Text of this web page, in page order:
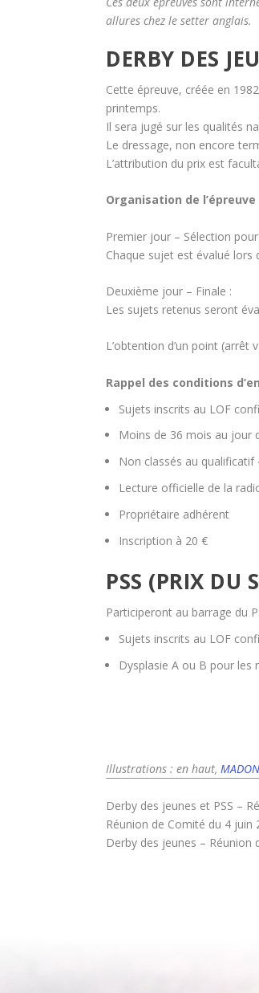
allures chez le setter anglais.
DERBY DES
Cette épreuve, créée en
printemps.
Il sera jugé sur les qualités
Le dressage, non encore
L’attribution du prix est
Organisation de l’épreuve
Premier jour – Sélection
Chaque sujet est évalué lors
Deuxième jour – Finale :
Les sujets retenus seront
L’obtention d’un point
Rappel des conditions
Sujets inscrits au LOF
Moins de 36 mois au jour
Non classés au qualificatif
Lecture officielle de la
Propriétaire adhérent
Inscription à 20 €
PSS (PRIX DU
Participeront au barrage du
Sujets inscrits au LOF
Dysplasie A ou B pour les
Illustrations : en haut,
Derby des jeunes et PSS –
Réunion de Comité du 4
Derby des jeunes –